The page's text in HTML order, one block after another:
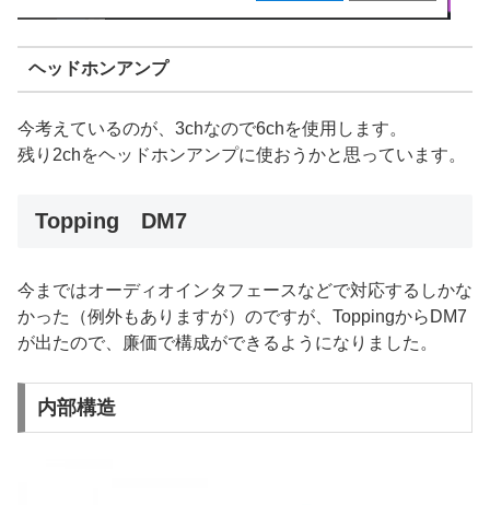
ヘッドホンアンプ
今考えているのが、3chなので6chを使用します。
残り2chをヘッドホンアンプに使おうかと思っています。
Topping DM7
今まではオーディオインタフェースなどで対応するしかな
かった（例外もありますが）のですが、ToppingからDM7
が出たので、廉価で構成ができるようになりました。
内部構造